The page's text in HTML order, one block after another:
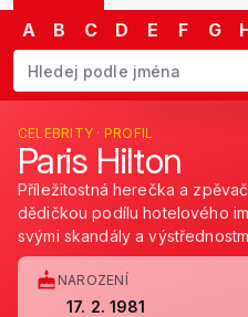
A B C D E F G
Začněte psát jméno. Šipkami
CELEBRITY · PROFIL
Paris Hilton
Příležitostná herečka a
dědičkou podílu hotelového
svými skandály a
NAROZENÍ
17. 2. 1981